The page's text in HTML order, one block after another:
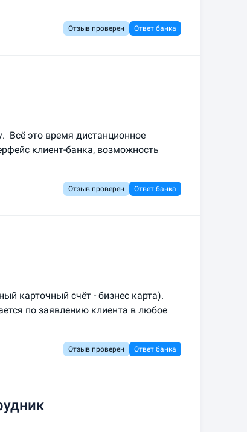
Отзыв проверен Ответ банка
Всё это время дистанционное
клиент-банка, возможность
Отзыв проверен Ответ банка
карточный счёт - бизнес карта).
по заявлению клиента в любое
Отзыв проверен Ответ банка